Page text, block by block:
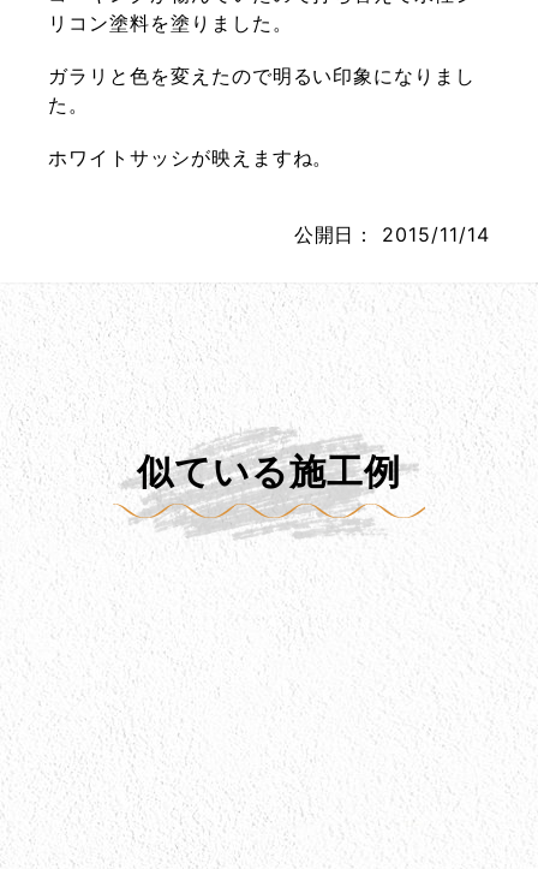
リコン塗料を塗りました。
ガラリと色を変えたので明るい印象になりまし
た。
ホワイトサッシが映えますね。
公開日： 2015/11/14
似ている施工例